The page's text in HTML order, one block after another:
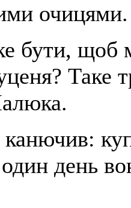
бути, щоб
Таке
канючив:
день